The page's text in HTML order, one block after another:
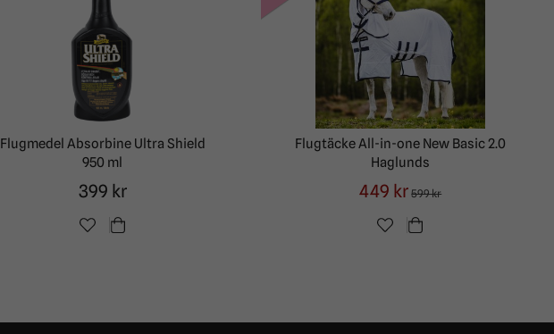
Flugmedel Absorbine Ultra Shield
950 ml
399 kr
Flugtäcke All-in-one New Basic 2.0
Haglunds
449 kr 599 kr